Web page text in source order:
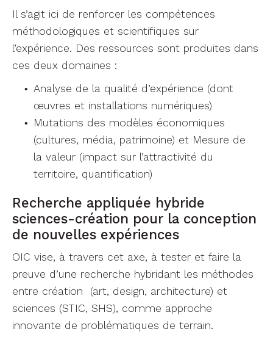
Il s’agit ici de renforcer les compétences
méthodologiques et scientifiques sur
l’expérience. Des ressources sont produites dans
ces deux domaines :
Analyse de la qualité d’expérience (dont
œuvres et installations numériques)
Mutations des modèles économiques
(cultures, média, patrimoine) et Mesure de
la valeur (impact sur l’attractivité du
territoire, quantification)
Recherche appliquée hybride
sciences-création pour la conception
de nouvelles expériences
OIC vise, à travers cet axe, à tester et faire la
preuve d’une recherche hybridant les méthodes
entre création (art, design, architecture) et
sciences (STIC, SHS), comme approche
innovante de problématiques de terrain.